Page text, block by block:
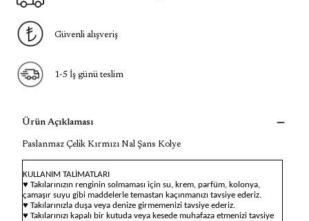
Güvenli alışveriş
1-5 İş günü teslim
Ürün Açıklaması
Paslanmaz Çelik Kırmızı Nal Şans Kolye
KULLANIM TALİMATLARI
♥ Takılarınızın renginin solmaması için su, krem, parfüm, kolonya,
çamaşır suyu gibi maddelerle temastan kaçınmanızı tavsiye ederiz.
♥ Takılarınızla duşa veya denize girmemenizi tavsiye ederiz.
♥ Takılarınızı kapalı bir kutuda veya kesede muhafaza etmenizi tavsiye